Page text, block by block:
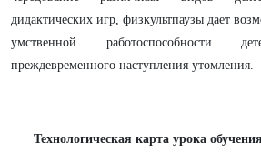
дидактических игр, физкультпаузы дает
умственной работоспособности
преждевременного наступления утомления.
Технологическая карта урока